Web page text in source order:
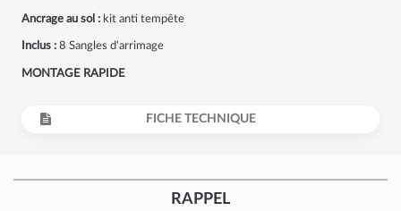
Ancrage au sol : kit anti tempête
Inclus : 8 Sangles d'arrimage
MONTAGE RAPIDE
FICHE TECHNIQUE
RAPPEL